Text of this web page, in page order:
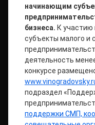
начинающим
бизнеса. К участию
субъекты малого и
деятельность
конкурсе
подраздел
поддержки СМП,